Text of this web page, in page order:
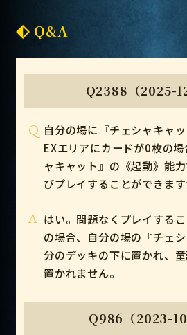
Q&A
Q2388（2025-
Q 自分の場に『チェシャキャ
EXエリアにカードが0枚の
ャキャット』の《起動》能
びプレイすることができます
A はい。問題なくプレイする
の場合、自分の場の『チェ
分のデッキの下に置かれ、
置かれません。
Q986（2023-